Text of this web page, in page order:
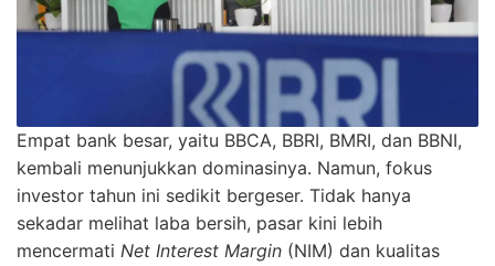
Empat bank besar, yaitu BBCA, BBRI, BMRI, dan BBNI,
kembali menunjukkan dominasinya. Namun, fokus
investor tahun ini sedikit bergeser. Tidak hanya
sekadar melihat laba bersih, pasar kini lebih
mencermati Net Interest Margin (NIM) dan kualitas